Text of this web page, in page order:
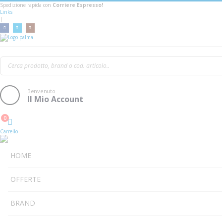
Spedizione rapida con Corriere Espresso!
Links
|
Benvenuto
Il Mio Account
Cart
0
Carrello
HOME
OFFERTE
BRAND